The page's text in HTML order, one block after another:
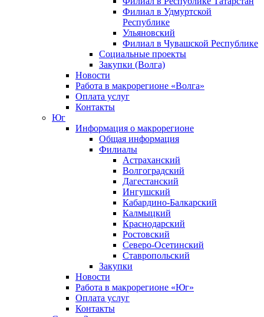
Филиал в Удмуртской
Республике
Ульяновский
Филиал в Чувашской Республике
Социальные проекты
Закупки (Волга)
Новости
Работа в макрорегионе «Волга»
Оплата услуг
Контакты
Юг
Информация о макрорегионе
Общая информация
Филиалы
Астраханский
Волгоградский
Дагестанский
Ингушский
Кабардино-Балкарский
Калмыцкий
Краснодарский
Ростовский
Северо-Осетинский
Ставропольский
Закупки
Новости
Работа в макрорегионе «Юг»
Оплата услуг
Контакты